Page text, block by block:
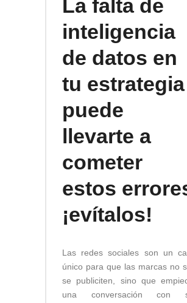
La falta de
inteligencia
de datos en
tu estrategia
puede
llevarte a
cometer
estos
¡evítalos!
Las redes sociales son un
único para que las marcas no
se publiciten, sino que
una conversación con